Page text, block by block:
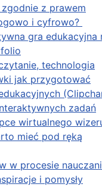
z prawem
i cyfrowo?
gra
technologia
jak przygotować
zadań
wirtualnego
mieć pod ręką
w procesie
i pomysły